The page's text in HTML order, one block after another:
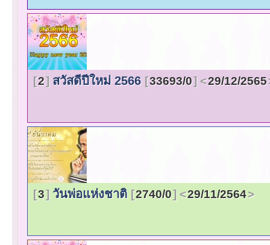
2 สวัสดีปีใหม่ 2566 33693/0 29/12/2565
3 วันพ่อแห่งชาติ 2740/0 29/11/2564